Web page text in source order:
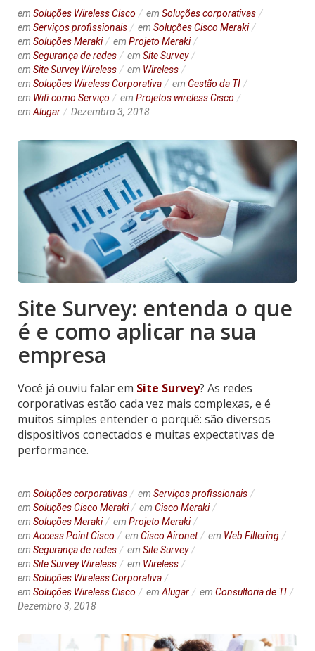
em Soluções Wireless Cisco em Soluções corporativas
em Serviços profissionais em Soluções Cisco Meraki
em Soluções Meraki em Projeto Meraki
em Segurança de redes em Site Survey
em Site Survey Wireless em Wireless
em Soluções Wireless Corporativa em Gestão da TI
em Wifi como Serviço em Projetos wireless Cisco
em Alugar Dezembro 3, 2018
Site Survey: entenda o que
é e como aplicar na sua
empresa
Você já ouviu falar em Site Survey? As redes
corporativas estão cada vez mais complexas, e é
muitos simples entender o porquê: são diversos
dispositivos conectados e muitas expectativas de
performance.
em Soluções corporativas em Serviços profissionais
em Soluções Cisco Meraki em Cisco Meraki
em Soluções Meraki em Projeto Meraki
em Access Point Cisco em Cisco Aironet em Web Filtering
em Segurança de redes em Site Survey
em Site Survey Wireless em Wireless
em Soluções Wireless Corporativa
em Soluções Wireless Cisco em Alugar em Consultoria de TI
Dezembro 3, 2018